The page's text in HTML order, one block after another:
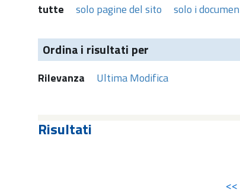
tutte solo pagine del sito solo i
Ordina i risultati per
Rilevanza Ultima Modifica
Risultati
<<